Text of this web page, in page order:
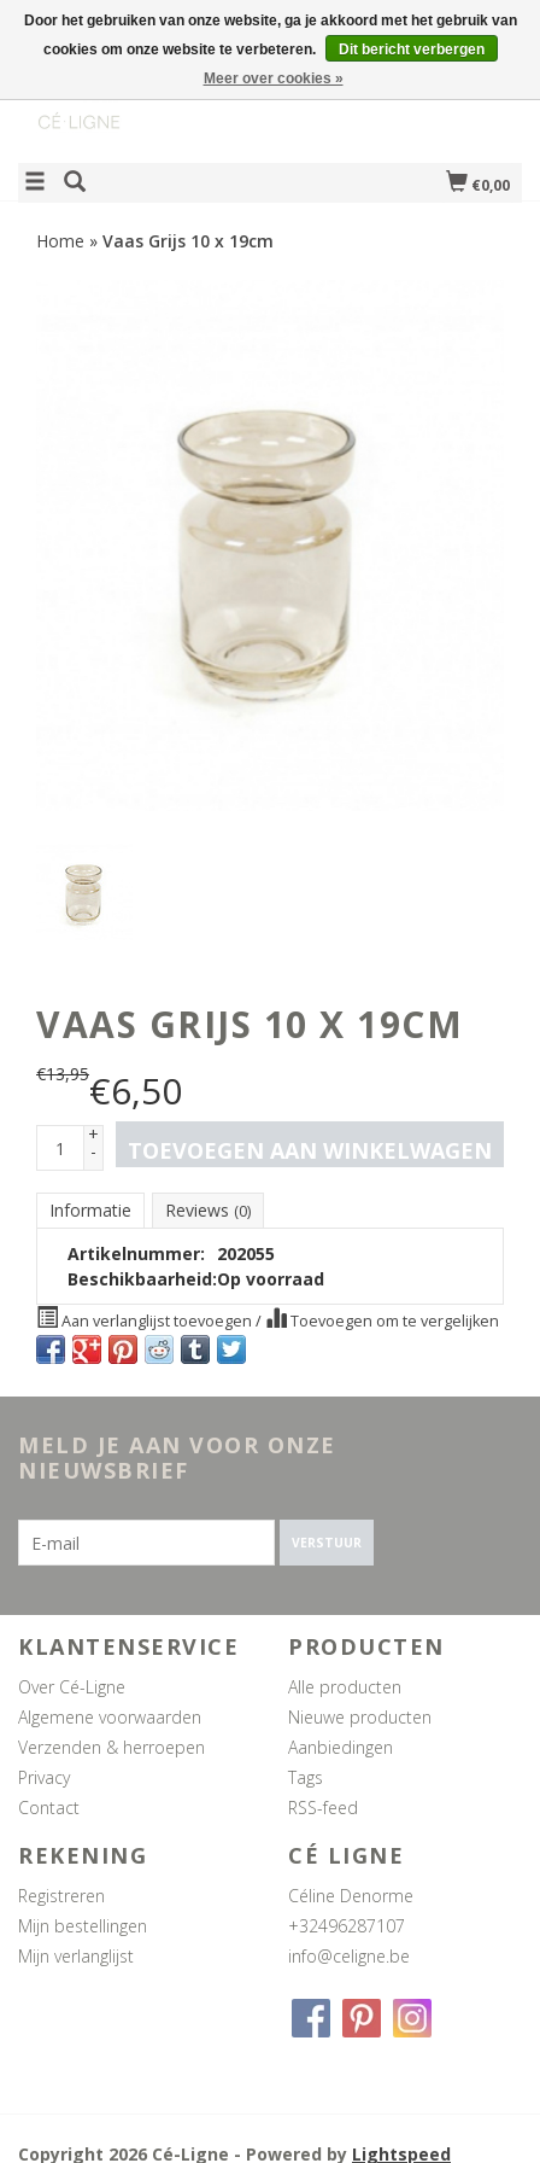
€0,00
Home » Vaas Grijs 10 x 19cm
VAAS GRIJS 10 X 19CM
€13,95€6,50
+
- TOEVOEGEN AAN WINKELWAGEN
Informatie Reviews (0)
Artikelnummer:
202055
Beschikbaarheid:Op voorraad
Aan verlanglijst toevoegen / Toevoegen om te vergelijken
MELD JE AAN VOOR ONZE
NIEUWSBRIEF
VERSTUUR
KLANTENSERVICE
Over Cé-Ligne
Algemene voorwaarden
Verzenden & herroepen
Privacy
Contact
PRODUCTEN
Alle producten
Nieuwe producten
Aanbiedingen
Tags
RSS-feed
REKENING
Registreren
Mijn bestellingen
Mijn verlanglijst
CÉ LIGNE
Céline Denorme
+32496287107
info@celigne.be
Copyright 2026 Cé-Ligne - Powered by Lightspeed
Door het gebruiken van onze website, ga je akkoord met het gebruik van
cookies om onze website te verbeteren.
Dit bericht verbergen
Meer over cookies »